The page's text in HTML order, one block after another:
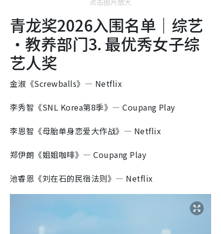
点击图片放大
青龙奖2026入围名单｜综艺
·教养部门3. 最优秀女子综
艺人奖
金淑《Screwballs》— Netflix
李秀智《SNL Korea第8季》— Coupang Play
李恩智《母胎单身恋爱大作战》— Netflix
郑伊朗《姐姐咖啡》— Coupang Play
池睿恩《刘在石的民宿法则》— Netflix